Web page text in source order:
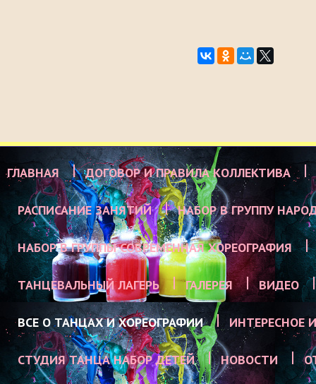
ГЛАВНАЯ ДОГОВОР И ПРАВИЛА КОЛЛЕКТИВА
РАСПИСАНИЕ ЗАНЯТИЙ НАБОР В ГРУППУ
НАБОР В ГРУППЫ СОВРЕМЕННАЯ ХОРЕОГРАФИЯ
ТАНЦЕВАЛЬНЫЙ ЛАГЕРЬ ГАЛЕРЕЯ ВИДЕО
ВСЕ О ТАНЦАХ И ХОРЕОГРАФИИ ИНТЕРЕСНОЕ
СТУДИЯ ТАНЦА НАБОР ДЕТЕЙ НОВОСТИ